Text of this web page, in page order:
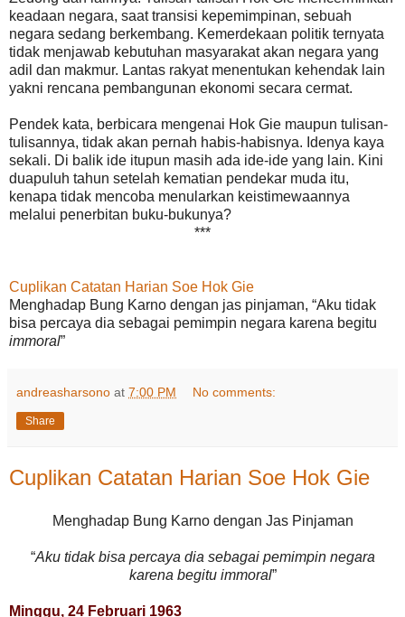
keadaan negara, saat transisi kepemimpinan, sebuah
negara sedang berkembang. Kemerdekaan politik ternyata
tidak menjawab kebutuhan masyarakat akan negara yang
adil dan makmur. Lantas rakyat menentukan kehendak lain
yakni rencana pembangunan ekonomi secara cermat.
Pendek kata, berbicara mengenai Hok Gie maupun tulisan-
tulisannya, tidak akan pernah habis-habisnya. Idenya kaya
sekali. Di balik ide itupun masih ada ide-ide yang lain. Kini
duapuluh tahun setelah kematian pendekar muda itu,
kenapa tidak mencoba menularkan keistimewaannya
melalui penerbitan buku-bukunya?
***
Cuplikan Catatan Harian Soe Hok Gie
Menghadap Bung Karno dengan jas pinjaman, “Aku tidak
bisa percaya dia sebagai pemimpin negara karena begitu
immoral”
andreasharsono at 7:00 PM No comments:
Share
Cuplikan Catatan Harian Soe Hok Gie
Menghadap Bung Karno dengan Jas Pinjaman
“Aku tidak bisa percaya dia sebagai pemimpin negara
karena begitu immoral”
Minggu, 24 Februari 1963